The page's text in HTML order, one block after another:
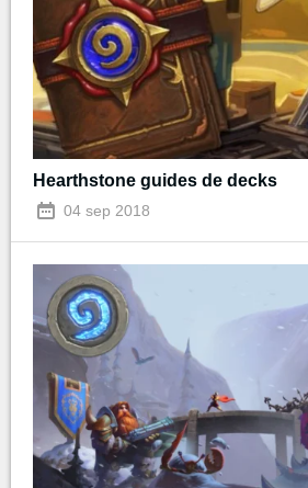
Hearthstone guides de decks
04 sep 2018